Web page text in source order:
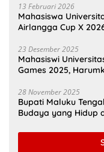
13 Februari 2026
Mahasiswa
Airlangga Cup X
23 Desember 2025
Mahasiswi
Games 2025,
28 November 2025
Bupati Maluku
Budaya yang Hidup